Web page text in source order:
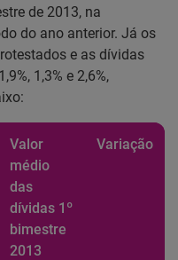
de 2013, na
do ano anterior. Já os
e as dívidas
1,3% e 2,6%,
Valor
médio
das
dívidas 1º
bimestre
2013
Variação